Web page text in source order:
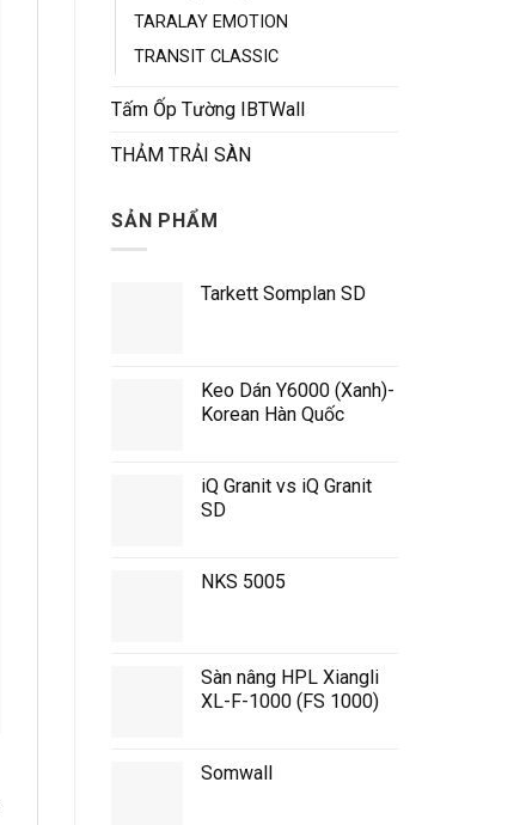
TARALAY EMOTION
TRANSIT CLASSIC
Tấm Ốp Tường IBTWall
THẢM TRẢI SÀN
SẢN PHẨM
Tarkett Somplan SD
Keo Dán Y6000 (Xanh)-
Korean Hàn Quốc
iQ Granit vs iQ Granit
SD
NKS 5005
Sàn nâng HPL Xiangli
XL-F-1000 (FS 1000)
Somwall